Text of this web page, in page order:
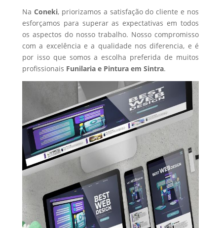
Na Coneki, priorizamos a satisfação do cliente e nos
esforçamos para superar as expectativas em todos
os aspectos do nosso trabalho. Nosso compromisso
com a excelência e a qualidade nos diferencia, e é
por isso que somos a escolha preferida de muitos
profissionais Funilaria e Pinturaem Sintra.